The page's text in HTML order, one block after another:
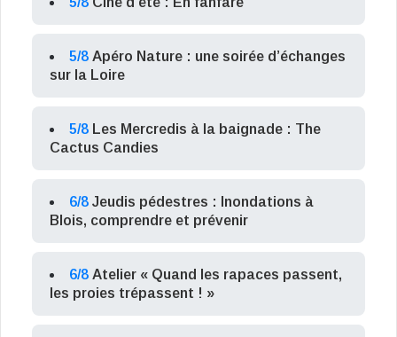
5/8 Apéro Nature : une soirée d’échanges
sur la Loire
5/8 Les Mercredis à la baignade : The
Cactus Candies
6/8 Jeudis pédestres : Inondations à
Blois, comprendre et prévenir
6/8 Atelier « Quand les rapaces passent,
les proies trépassent ! »